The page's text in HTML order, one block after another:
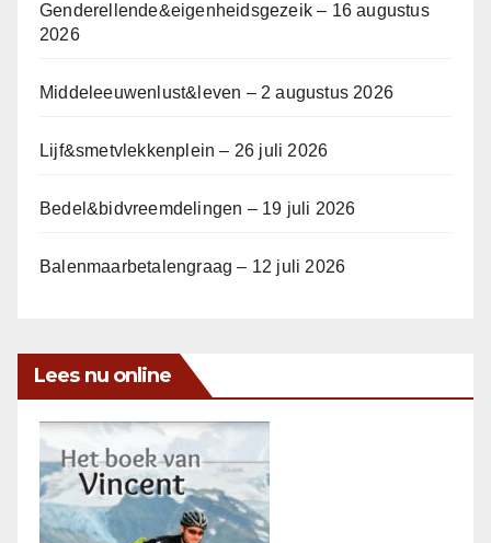
Genderellende&eigenheidsgezeik – 16 augustus
2026
Middeleeuwenlust&leven – 2 augustus 2026
Lijf&smetvlekkenplein – 26 juli 2026
Bedel&bidvreemdelingen – 19 juli 2026
Balenmaarbetalengraag – 12 juli 2026
Lees nu online